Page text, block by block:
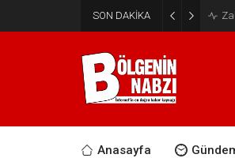
SON DAKİKA
Anasayfa